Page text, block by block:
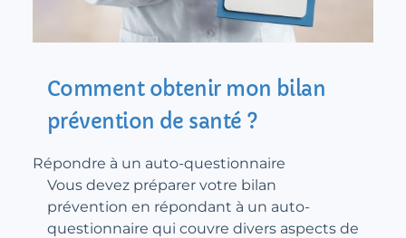
Comment obtenir mon bilan
prévention de santé ?
Répondre à un auto-questionnaire
Vous devez préparer votre bilan
prévention en répondant à un auto-
questionnaire qui couvre divers aspects de